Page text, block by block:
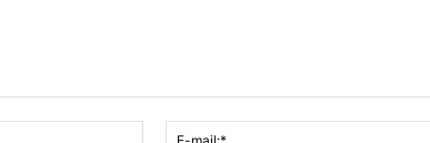
Nome:*